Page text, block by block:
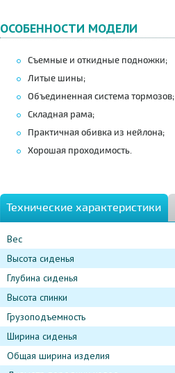
ОСОБЕННОСТИ МОДЕЛИ
Съемные и откидные подножки;
Литые шины;
Объединенная система тормозов;
Складная рама;
Практичная обивка из нейлона;
Хорошая проходимость.
Технические характеристики
Вес
Высота сиденья
Глубина сиденья
Высота спинки
Грузоподъемность
Ширина сиденья
Общая ширина изделия